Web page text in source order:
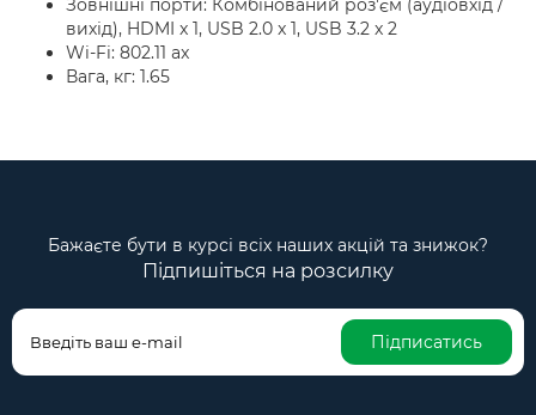
вихід), HDMI x 1, USB 2.0 x 1, USB 3.2 x 2
Wi-Fi: 802.11 ax
Вага, кг: 1.65
Бажаєте бути в курсі всіх наших акцій та знижок?
Підпишіться на розсилку
Підписатись